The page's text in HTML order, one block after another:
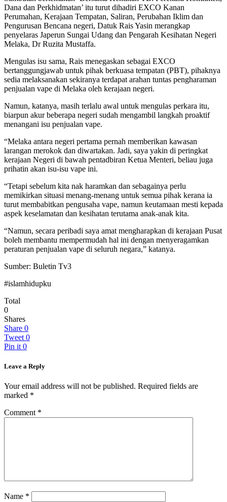
Dana dan Perkhidmatan’ itu turut dihadiri EXCO Kanan
Perumahan, Kerajaan Tempatan, Saliran, Perubahan Iklim dan
Pengurusan Bencana negeri, Datuk Rais Yasin merangkap
penyelaras Japerun Sungai Udang dan Pengarah Kesihatan Negeri
Melaka, Dr Ruzita Mustaffa.
Mengulas isu sama, Rais menegaskan sebagai EXCO
bertanggungjawab untuk pihak berkuasa tempatan (PBT), pihaknya
sedia melaksanakan sekiranya terdapat arahan tuntas pengharaman
penjualan vape di Melaka oleh kerajaan negeri.
Namun, katanya, masih terlalu awal untuk mengulas perkara itu,
biarpun akur beberapa negeri sudah mengambil langkah proaktif
menangani isu penjualan vape.
“Melaka antara negeri pertama pernah memberikan kawasan
larangan merokok dan diwartakan. Jadi, saya yakin di peringkat
kerajaan Negeri di bawah pentadbiran Ketua Menteri, beliau juga
prihatin akan isu-isu vape ini.
“Tetapi sebelum kita nak haramkan dan sebagainya perlu
memikirkan situasi menang-menang untuk semua pihak kerana ia
turut membabitkan pengusaha vape, namun keutamaan mesti kepada
aspek keselamatan dan kesihatan terutama anak-anak kita.
“Namun, secara peribadi saya amat mengharapkan di kerajaan Pusat
boleh membantu mempermudah hal ini dengan menyeragamkan
peraturan penjualan vape di seluruh negara,” katanya.
Sumber: Buletin Tv3
#islamhidupku
Total
0
Shares
Share 0
Tweet 0
Pin it 0
Leave a Reply
Your email address will not be published. Required fields are
marked *
Comment *
Name *